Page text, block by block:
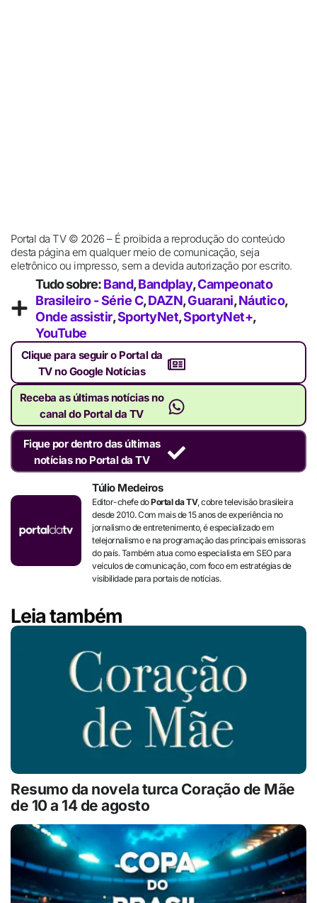
Portal da TV © 2026 – É proibida a reprodução do conteúdo
desta página em qualquer meio de comunicação, seja
eletrônico ou impresso, sem a devida autorização por escrito.
Tudo sobre:Band,Bandplay,Campeonato
Brasileiro - Série C,DAZN,Guarani,Náutico,
Onde assistir,SportyNet,SportyNet+,
YouTube
Clique para seguir o Portal da
TV no Google Notícias
Receba as últimas notícias no
canal do Portal da TV
Fique por dentro das últimas
notícias no Portal da TV
Túlio Medeiros
Editor-chefe doPortal da TV, cobre televisão brasileira
desde 2010. Com mais de 15 anos de experiência no
jornalismo de entretenimento, é especializado em
telejornalismo e na programação das principais emissoras
do país. Também atua como especialista em SEO para
veículos de comunicação, com foco em estratégias de
visibilidade para portais de notícias.
Leia também
Resumo da novela turca Coração de Mãe
de 10 a 14 de agosto